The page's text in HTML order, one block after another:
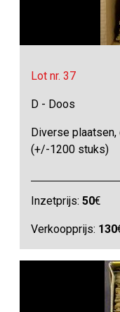
Lot nr. 37
D - Doos
Diverse plaatsen,
(+/-1200 stuks)
Inzetprijs:50€
Verkoopprijs: 130